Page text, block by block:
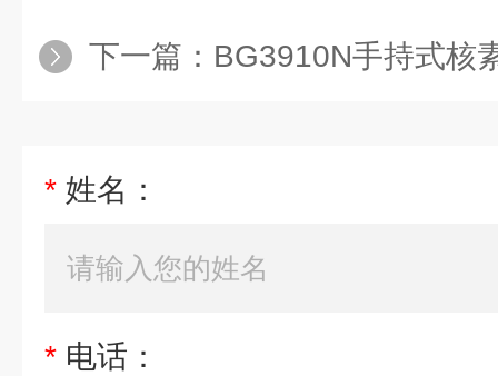
下一篇： BG3910N手持式核
* 姓名：
* 电话：